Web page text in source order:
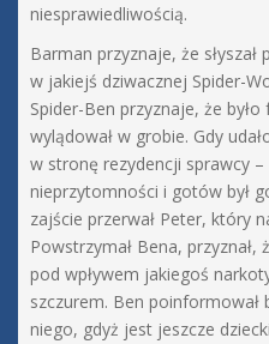
niesprawiedliwością.
Barman przyznaje, że słyszał
w jakiejś dziwacznej Spider-
Spider-Ben przyznaje, że
wylądował w grobie. Gdy
w stronę rezydencji sprawcy –
nieprzytomności i gotów był
zajście przerwał Peter, który
Powstrzymał Bena,
pod wpływem jakiegoś
szczurem. Ben poinformował
niego, gdyż jest jeszcze